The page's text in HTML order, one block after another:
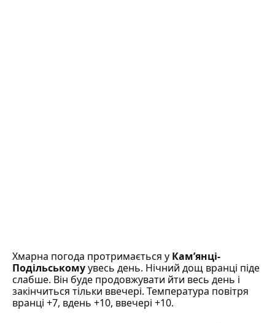
Хмарна погода протримається у Кам’янці-
Подільськомуувесь день. Нічний дощ вранці піде
слабше. Він буде продовжувати йти весь день і
закінчиться тільки ввечері. Температура повітря
вранці +7, вдень +10, ввечері +10.